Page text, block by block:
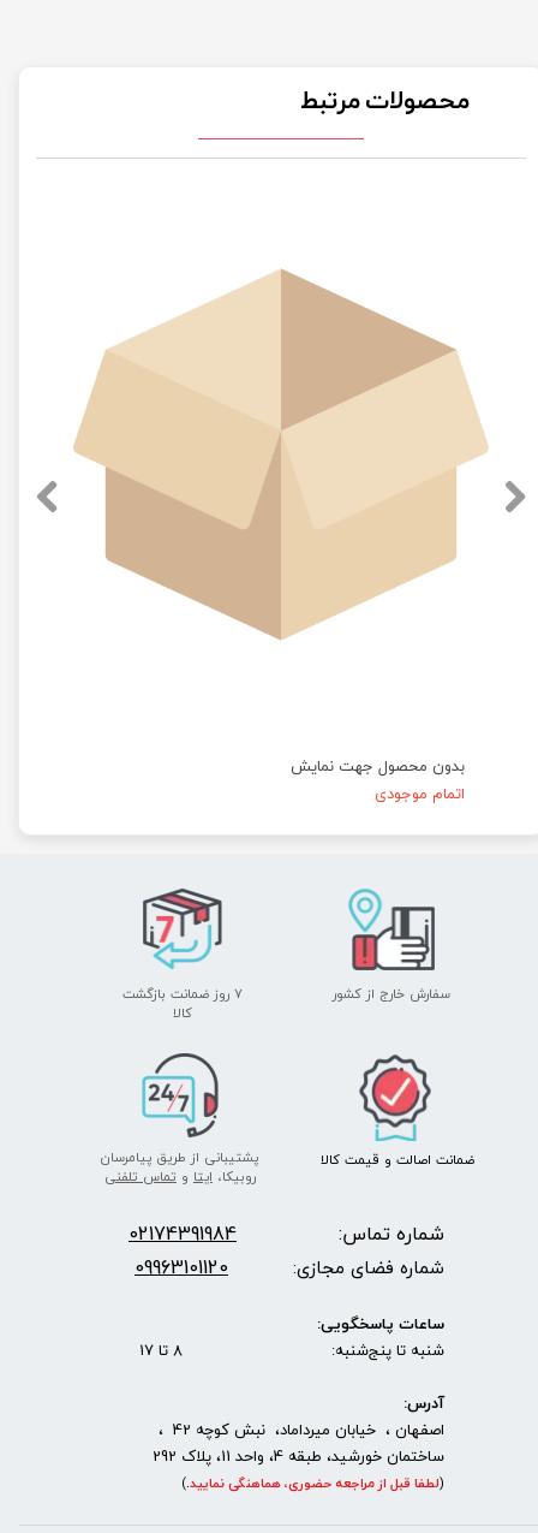
محصولات مرتبط
بدون محصول جهت نمایش
اتمام موجودی
پشتیبانی از طریق پیامرسان
روبیکا،ایتا وتماس تلفنی
سفارش خارج از کشور
۷ روز ضمانت بازگشت
​​​​​​​کالا
ضمانت اصالت و قیمت​​​​​​​ کالا ​​​​​​​
شماره تماس: 02174391984
شماره فضای مجازی: 09963101120
ساعات پاسخگویی:
شنبه تا پنج‌شنبه: 8 تا 17
آدرس:
اصفهان ، خیابان میرداماد، نبش کوچه 42 ،
ساختمان خورشید، طبقه 4، واحد 11، پلاک 292
(لطفا قبل از مراجعه حضوری، هماهنگی نمایید.
)